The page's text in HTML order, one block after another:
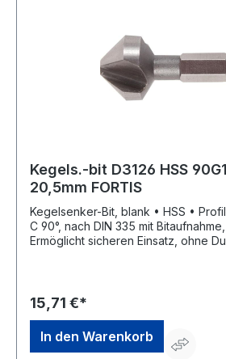
Kegels.-bit D3126 HSS
20,5mm FORTIS
Kegelsenker-Bit, blank • HSS • Profilgeschliffen • Form
C 90°, nach DIN 335 mit
Ermöglicht sicheren Einsatz, ohne
15,71 €*
In den Warenkorb